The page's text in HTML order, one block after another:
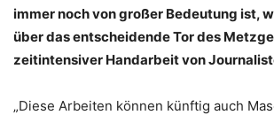
immer noch von großer Bedeutung ist,
über das entscheidende Tor des
zeitintensiver Handarbeit von
„Diese Arbeiten können künftig auch